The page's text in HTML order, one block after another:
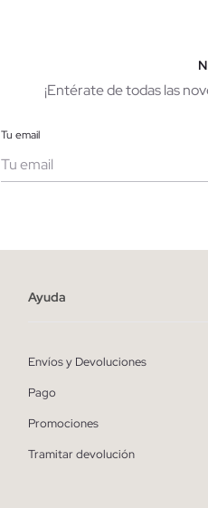
¡Entérate de todas las
Tu email
* Puedes
Ayuda
Envíos y Devoluciones
Pago
Promociones
Tramitar devolución